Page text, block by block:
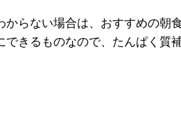
らない場合は、おすすめの朝
きるものなので、たんぱく質